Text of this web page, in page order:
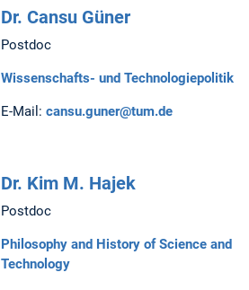
Dr. Cansu Güner
Postdoc
Wissenschafts- und Technologiepolitik
E-Mail: cansu.guner@tum.de
Dr. Kim M. Hajek
Postdoc
Philosophy and History of Science and
Technology